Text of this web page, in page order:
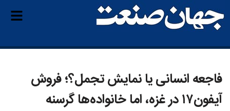
فاجعه انسانی یا نمایش تجمل؟؛ فروش
آیفون۱۷ در غزه، اما خانواده‌ها گرسنه